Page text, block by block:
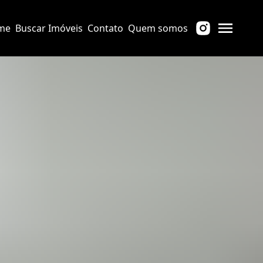
Buscar Imóveis Contato Quem somos